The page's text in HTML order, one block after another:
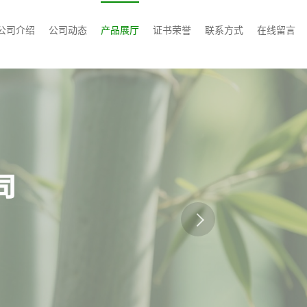
司介绍 公司动态 产品展厅 证书荣誉 联系方式 在线留言